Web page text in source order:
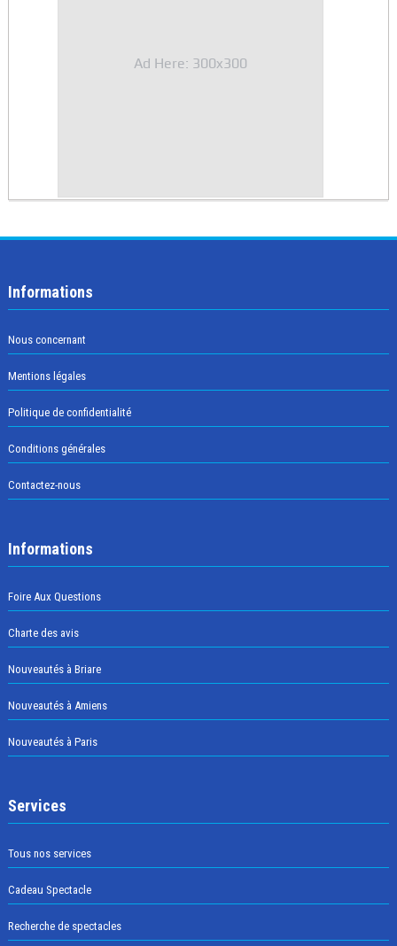
Ad Here: 300x300
Informations
Nous concernant
Mentions légales
Politique de confidentialité
Conditions générales
Contactez-nous
Informations
Foire Aux Questions
Charte des avis
Nouveautés à Briare
Nouveautés à Amiens
Nouveautés à Paris
Services
Tous nos services
Cadeau Spectacle
Recherche de spectacles